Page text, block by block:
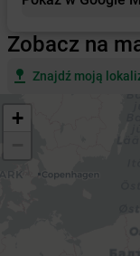
Zobacz na
Znajdź moją
+